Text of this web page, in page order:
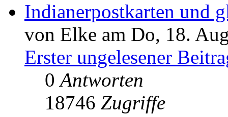
Indianerpostkarten und
von Elke am Do, 18.
Erster ungelesener
0Antworten
18746 Zugriffe